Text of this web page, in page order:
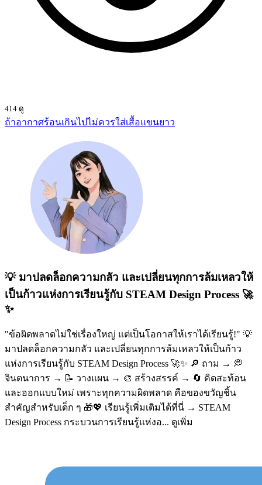
414 ดู
ถ้าอากาศร้อนเกินไปไม่ควรใส่เสื้อแขนยาว
💡 มาปลดล็อกความกลัว และเปลี่ยนทุกการล้มเหลวให้
เป็นก้าวแห่งการเรียนรู้กับ STEAM Design Process 🚀
✨
"ข้อผิดพลาดไม่ใช่เรื่องใหญ่ แต่เป็นโอกาสให้เราได้เรียนรู้!" 💡
มาปลดล็อกความกลัว และเปลี่ยนทุกการล้มเหลวให้เป็นก้าว
แห่งการเรียนรู้กับ STEAM Design Process 🚀✨ 🔎 ถาม → 💭
จินตนาการ → 📝 วางแผน → 🎨 สร้างสรรค์ → 🔄 คิดสะท้อน
และออกแบบใหม่ เพราะทุกความผิดพลาด คือของขวัญชิ้น
สำคัญสำหรับเด็ก ๆ 🎁💖 เรียนรู้เพิ่มเติมได้ที่นี่ → STEAM
Design Process กระบวนการเรียนรู้แห่งอ... ดูเพิ่ม